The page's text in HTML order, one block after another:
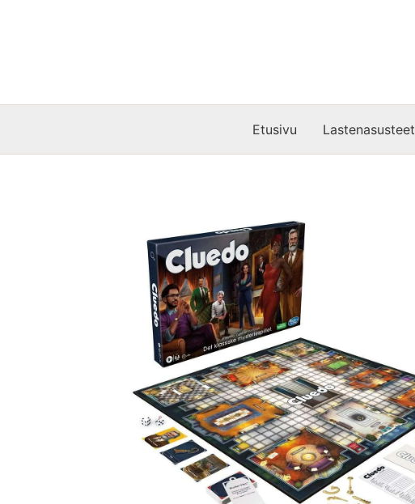
Etusivu Lastenasusteet